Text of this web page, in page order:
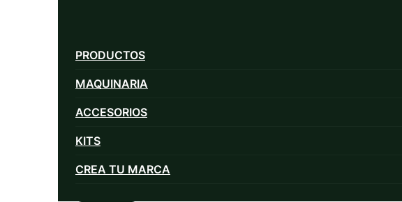
PRODUCTOS
MAQUINARIA
ACCESORIOS
KITS
CREA TU MARCA